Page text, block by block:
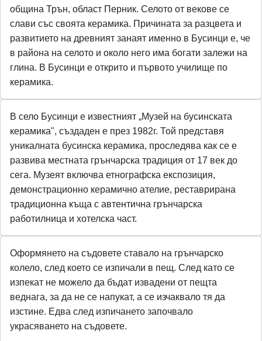
община Трън, област Перник. Селото от векове се
слави със своята керамика. Причината за разцвета и
развитието на древният занаят именно в Бусинци е, че
в района на селото и около него има богати залежи на
глина. В Бусинци е открито и първото училище по
керамика.
В село Бусинци е известният „Музей на бусинската
керамика", създаден е през 1982г. Той представя
уникалната бусинска керамика, проследява как се е
развива местната грънчарска традиция от 17 век до
сега. Музеят включва етнографска експозиция,
демонстрационно керамично ателие, реставрирана
традиционна къща с автентична грънчарска
работилница и хотелска част.
Оформянето на съдовете ставало на грънчарско
колело, след което се изпичали в пещ. След като се
изпекат не можело да бъдат извадени от пещта
веднага, за да не се напукат, а се изчаквало тя да
изстине. Едва след изпичането започвало
украсяването на съдовете.